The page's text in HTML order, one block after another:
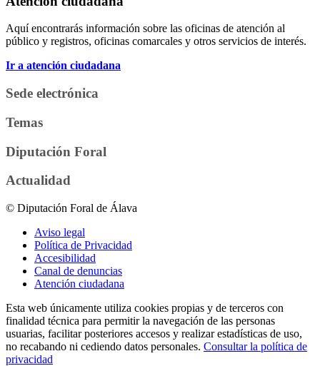
Aquí encontrarás información sobre las oficinas de atención al
público y registros, oficinas comarcales y otros servicios de interés.
Ir a atención ciudadana
Sede electrónica
Temas
Diputación Foral
Actualidad
© Diputación Foral de Álava
Aviso legal
Política de Privacidad
Accesibilidad
Canal de denuncias
Atención ciudadana
Esta web únicamente utiliza cookies propias y de terceros con
finalidad técnica para permitir la navegación de las personas
usuarias, facilitar posteriores accesos y realizar estadísticas de uso,
no recabando ni cediendo datos personales. Consultar la política de
privacidad